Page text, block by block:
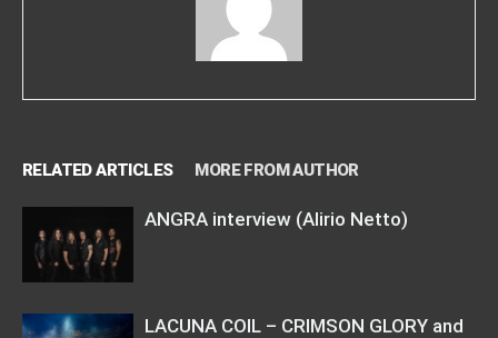
RELATED ARTICLES MORE FROM AUTHOR
ANGRA interview (Alirio Netto)
LACUNA COIL – CRIMSON GLORY and